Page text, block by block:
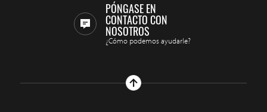
PÓNGASE EN
CONTACTO CON
NOSOTROS
¿Cómo podemos ayudarle?